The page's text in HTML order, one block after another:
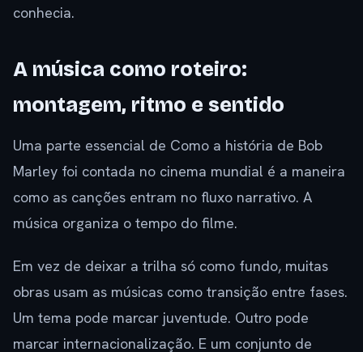
conhecia.
A música como roteiro:
montagem, ritmo e sentido
Uma parte essencial de Como a história de Bob
Marley foi contada no cinema mundial é a maneira
como as canções entram no fluxo narrativo. A
música organiza o tempo do filme.
Em vez de deixar a trilha só como fundo, muitas
obras usam as músicas como transição entre fases.
Um tema pode marcar juventude. Outro pode
marcar internacionalização. E um conjunto de